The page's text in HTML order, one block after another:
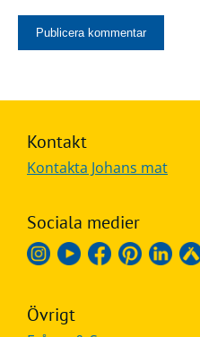
Kontakt
Kontakta Johans mat
Sociala medier
Övrigt